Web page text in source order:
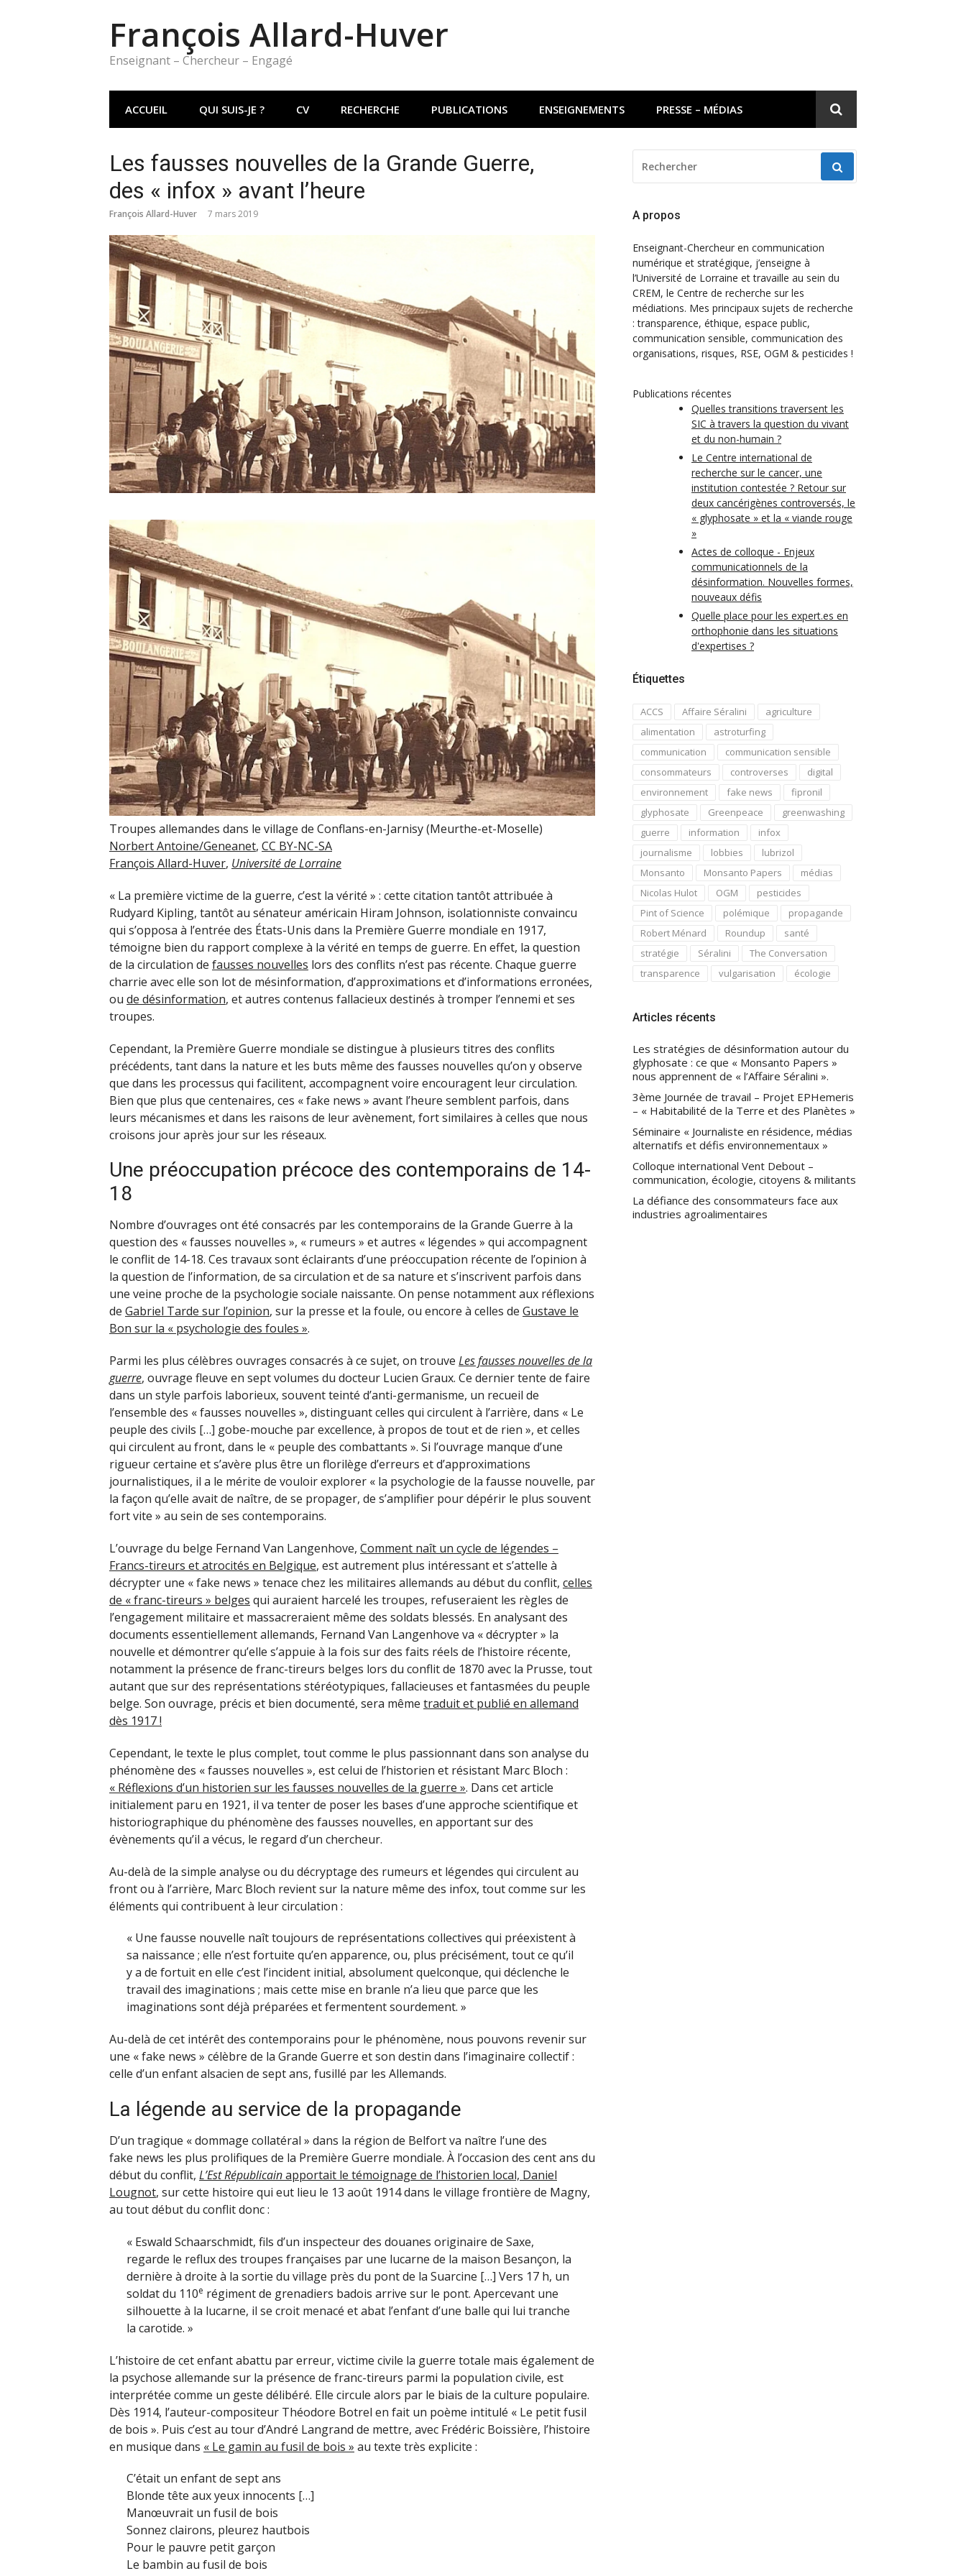
François Allard-Huver
Enseignant – Chercheur – Engagé
ACCUEIL QUI SUIS-JE ? CV RECHERCHE PUBLICATIONS ENSEIGNEMENTS PRESSE – MÉDIAS
Les fausses nouvelles de la Grande Guerre,
des « infox » avant l’heure
François Allard-Huver 7 mars 2019
Troupes allemandes dans le village de Conflans-en-Jarnisy (Meurthe-et-Moselle)
Norbert Antoine/Geneanet, CC BY-NC-SA
François Allard-Huver, Université de Lorraine
« La première victime de la guerre, c’est la vérité » : cette citation tantôt attribuée à
Rudyard Kipling, tantôt au sénateur américain Hiram Johnson, isolationniste convaincu
qui s’opposa à l’entrée des États-Unis dans la Première Guerre mondiale en 1917,
témoigne bien du rapport complexe à la vérité en temps de guerre. En effet, la question
de la circulation de fausses nouvelles lors des conflits n’est pas récente. Chaque guerre
charrie avec elle son lot de mésinformation, d’approximations et d’informations erronées,
ou de désinformation, et autres contenus fallacieux destinés à tromper l’ennemi et ses
troupes.
Cependant, la Première Guerre mondiale se distingue à plusieurs titres des conflits
précédents, tant dans la nature et les buts même des fausses nouvelles qu’on y observe
que dans les processus qui facilitent, accompagnent voire encouragent leur circulation.
Bien que plus que centenaires, ces « fake news » avant l’heure semblent parfois, dans
leurs mécanismes et dans les raisons de leur avènement, fort similaires à celles que nous
croisons jour après jour sur les réseaux.
Une préoccupation précoce des contemporains de 14-
18
Nombre d’ouvrages ont été consacrés par les contemporains de la Grande Guerre à la
question des « fausses nouvelles », « rumeurs » et autres « légendes » qui accompagnent
le conflit de 14-18. Ces travaux sont éclairants d’une préoccupation récente de l’opinion à
la question de l’information, de sa circulation et de sa nature et s’inscrivent parfois dans
une veine proche de la psychologie sociale naissante. On pense notamment aux réflexions
de Gabriel Tarde sur l’opinion, sur la presse et la foule, ou encore à celles de Gustave le
Bon sur la « psychologie des foules ».
Parmi les plus célèbres ouvrages consacrés à ce sujet, on trouve Les fausses nouvelles de la
guerre, ouvrage fleuve en sept volumes du docteur Lucien Graux. Ce dernier tente de faire
dans un style parfois laborieux, souvent teinté d’anti-germanisme, un recueil de
l’ensemble des « fausses nouvelles », distinguant celles qui circulent à l’arrière, dans « Le
peuple des civils […] gobe-mouche par excellence, à propos de tout et de rien », et celles
qui circulent au front, dans le « peuple des combattants ». Si l’ouvrage manque d’une
rigueur certaine et s’avère plus être un florilège d’erreurs et d’approximations
journalistiques, il a le mérite de vouloir explorer « la psychologie de la fausse nouvelle, par
la façon qu’elle avait de naître, de se propager, de s’amplifier pour dépérir le plus souvent
fort vite » au sein de ses contemporains.
L’ouvrage du belge Fernand Van Langenhove, Comment naît un cycle de légendes –
Francs-tireurs et atrocités en Belgique, est autrement plus intéressant et s’attelle à
décrypter une « fake news » tenace chez les militaires allemands au début du conflit, celles
de « franc-tireurs » belges qui auraient harcelé les troupes, refuseraient les règles de
l’engagement militaire et massacreraient même des soldats blessés. En analysant des
documents essentiellement allemands, Fernand Van Langenhove va « décrypter » la
nouvelle et démontrer qu’elle s’appuie à la fois sur des faits réels de l’histoire récente,
notamment la présence de franc-tireurs belges lors du conflit de 1870 avec la Prusse, tout
autant que sur des représentations stéréotypiques, fallacieuses et fantasmées du peuple
belge. Son ouvrage, précis et bien documenté, sera même traduit et publié en allemand
dès 1917 !
Cependant, le texte le plus complet, tout comme le plus passionnant dans son analyse du
phénomène des « fausses nouvelles », est celui de l’historien et résistant Marc Bloch :
« Réflexions d’un historien sur les fausses nouvelles de la guerre ». Dans cet article
initialement paru en 1921, il va tenter de poser les bases d’une approche scientifique et
historiographique du phénomène des fausses nouvelles, en apportant sur des
évènements qu’il a vécus, le regard d’un chercheur.
Au-delà de la simple analyse ou du décryptage des rumeurs et légendes qui circulent au
front ou à l’arrière, Marc Bloch revient sur la nature même des infox, tout comme sur les
éléments qui contribuent à leur circulation :
« Une fausse nouvelle naît toujours de représentations collectives qui préexistent à
sa naissance ; elle n’est fortuite qu’en apparence, ou, plus précisément, tout ce qu’il
y a de fortuit en elle c’est l’incident initial, absolument quelconque, qui déclenche le
travail des imaginations ; mais cette mise en branle n’a lieu que parce que les
imaginations sont déjà préparées et fermentent sourdement. »
Au-delà de cet intérêt des contemporains pour le phénomène, nous pouvons revenir sur
une « fake news » célèbre de la Grande Guerre et son destin dans l’imaginaire collectif :
celle d’un enfant alsacien de sept ans, fusillé par les Allemands.
La légende au service de la propagande
D’un tragique « dommage collatéral » dans la région de Belfort va naître l’une des
fake news les plus prolifiques de la Première Guerre mondiale. À l’occasion des cent ans du
début du conflit, L’Est Républicainapportait le témoignage de l’historien local, Daniel
Lougnot, sur cette histoire qui eut lieu le 13 août 1914 dans le village frontière de Magny,
au tout début du conflit donc :
« Eswald Schaarschmidt, fils d’un inspecteur des douanes originaire de Saxe,
regarde le reflux des troupes françaises par une lucarne de la maison Besançon, la
dernière à droite à la sortie du village près du pont de la Suarcine […] Vers 17 h, un
soldat du 110e régiment de grenadiers badois arrive sur le pont. Apercevant une
silhouette à la lucarne, il se croit menacé et abat l’enfant d’une balle qui lui tranche
la carotide. »
L’histoire de cet enfant abattu par erreur, victime civile la guerre totale mais également de
la psychose allemande sur la présence de franc-tireurs parmi la population civile, est
interprétée comme un geste délibéré. Elle circule alors par le biais de la culture populaire.
Dès 1914, l’auteur-compositeur Théodore Botrel en fait un poème intitulé « Le petit fusil
de bois ». Puis c’est au tour d’André Langrand de mettre, avec Frédéric Boissière, l’histoire
en musique dans « Le gamin au fusil de bois » au texte très explicite :
C’était un enfant de sept ans
Blonde tête aux yeux innocents […]
Manœuvrait un fusil de bois
Sonnez clairons, pleurez hautbois
Pour le pauvre petit garçon
Le bambin au fusil de bois
POUR
:
A propos
Enseignant-Chercheur en communication
numérique et stratégique, j’enseigne à
l’Université de Lorraine et travaille au sein du
CREM, le Centre de recherche sur les
médiations. Mes principaux sujets de recherche
: transparence, éthique, espace public,
communication sensible, communication des
organisations, risques, RSE, OGM & pesticides !
Publications récentes
Quelles transitions traversent les
SIC à travers la question du vivant
et du non-humain ?
Le Centre international de
recherche sur le cancer, une
institution contestée ? Retour sur
deux cancérigènes controversés, le
« glyphosate » et la « viande rouge
»
Actes de colloque - Enjeux
communicationnels de la
désinformation. Nouvelles formes,
nouveaux défis
Quelle place pour les expert.es en
orthophonie dans les situations
d'expertises ?
Étiquettes
ACCS Affaire Séralini
agriculture
alimentation
astroturfing
communication
communication sensible
consommateurs
controverses
digital
environnement
fake news
fipronil
glyphosate
Greenpeace
greenwashing
guerre
information
infox
journalisme
lobbies
lubrizol
Monsanto
Monsanto Papers
médias
Nicolas Hulot
OGM
pesticides
Pint of Science
polémique
propagande
Robert Ménard
Roundup
santé
stratégie
Séralini
The Conversation
transparence
vulgarisation écologie
Articles récents
Les stratégies de désinformation autour du
glyphosate : ce que « Monsanto Papers »
nous apprennent de « l’Affaire Séralini ».
3ème Journée de travail – Projet EPHemeris
– « Habitabilité de la Terre et des Planètes »
Séminaire « Journaliste en résidence, médias
alternatifs et défis environnementaux »
Colloque international Vent Debout –
communication, écologie, citoyens & militants
La défiance des consommateurs face aux
industries agroalimentaires